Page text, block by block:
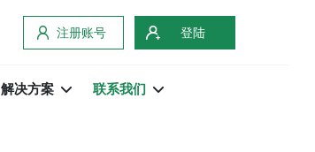
注册账号 登陆
解决方案 联系我们